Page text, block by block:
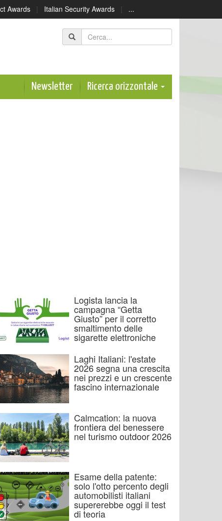
Awards | Italian Security Awards | ...
Newsletter Ricerca orizzontale
Logista lancia la
campagna “Getta
Giusto” per il corretto
smaltimento delle
sigarette elettroniche
Laghi Italiani: l'estate
2026 segna una crescita
nei prezzi e un crescente
fascino internazionale
Calmcation: la nuova
frontiera del benessere
nel turismo outdoor 2026
Esame della patente:
solo l'otto percento degli
automobilisti italiani
supererebbe oggi il test
di teoria